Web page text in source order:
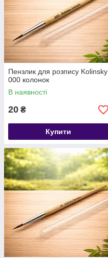
Пензлик для розпису Kolinsky
000 колонок
В наявності
20 ₴
Купити